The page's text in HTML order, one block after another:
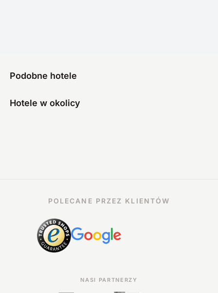
Podobne hotele
Hotele w okolicy
POLECANE PRZEZ KLIENTÓW
NASI PARTNERZY